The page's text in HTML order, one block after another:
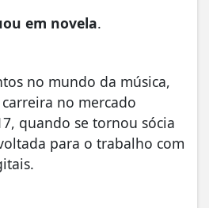
em novela.
no mundo da música,
no mercado
quando se tornou sócia
para o trabalho com